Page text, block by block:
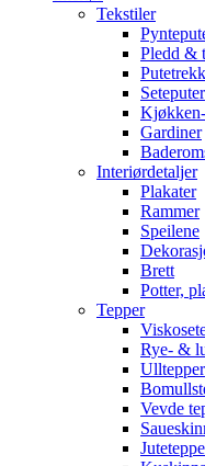
Tekstiler
Pledd &
Putetrekk
Seteputer
Gardiner
Interiørdetaljer
Plakater
Rammer
Speilene
Brett
Potter,
Tepper
Rye- &
Ulltepper
Vevde